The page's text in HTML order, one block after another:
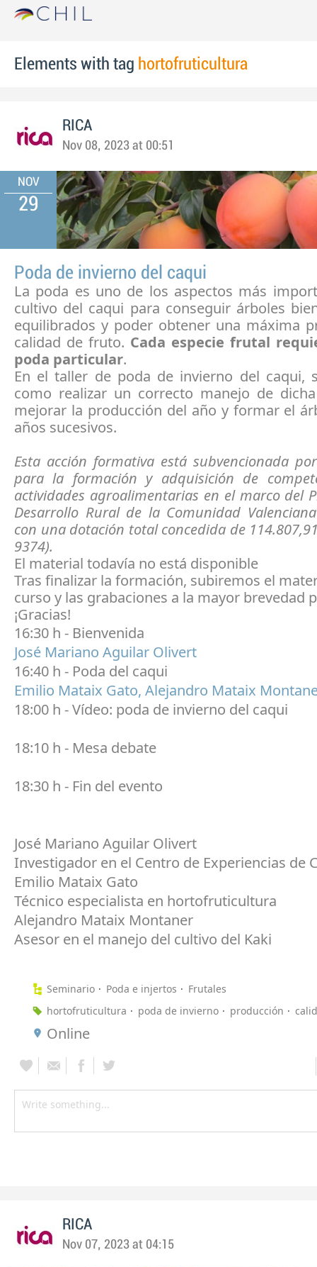
Elements with tag hortofruticultura
RICA
Nov 08, 2023 at 00:51
NOV
29
Poda de invierno del caqui
La poda es uno de los aspectos más
cultivo del caqui para conseguir árboles
equilibrados y poder obtener una máxima
calidad de fruto. Cada especie frutal
poda particular.
En el taller de poda de invierno del caqui,
como realizar un correcto manejo de
mejorar la producción del año y formar el
años sucesivos.
Esta acción formativa está subvencionada
para la formación y adquisición de
actividades agroalimentarias en el marco del
Desarrollo Rural de la Comunidad
con una dotación total concedida de
9374).
El material todavía no está disponible
Tras finalizar la formación, subiremos el
curso y las grabaciones a la mayor brevedad
¡Gracias!
16:30 h - Bienvenida
José Mariano Aguilar Olivert
16:40 h - Poda del caqui
Emilio Mataix Gato, Alejandro Mataix
18:00 h - Vídeo: poda de invierno del caqui
18:10 h - Mesa debate
18:30 h - Fin del evento
José Mariano Aguilar Olivert
Investigador en el Centro de Experiencias de
Emilio Mataix Gato
Técnico especialista en hortofruticultura
Alejandro Mataix Montaner
Asesor en el manejo del cultivo del Kaki
Seminario Poda e injertos
Frutales
hortofruticultura
poda de invierno producción
Online
RICA
Nov 07, 2023 at 04:15